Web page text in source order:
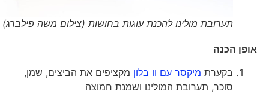
תערובת מולינו להכנת עוגות בחושות (צילום משה פילברג)
אופן הכנה
בקערתמיקסר עם וו בלוןמקציפים את הביצים, שמן,
סוכר, תערובת המולינו ושמנת חמוצה